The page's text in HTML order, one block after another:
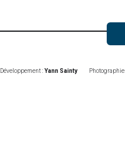
Développement :Yann Sainty